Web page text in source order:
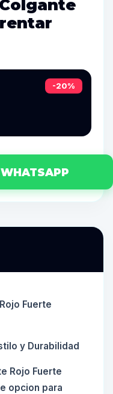
-20%
Fuerte
y Durabilidad
Rojo Fuerte
opcion para